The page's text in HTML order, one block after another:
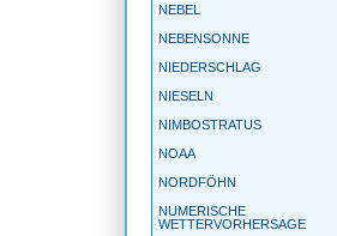
NEBEL
NEBENSONNE
NIEDERSCHLAG
NIESELN
NIMBOSTRATUS
NOAA
NORDFÖHN
NUMERISCHE
WETTERVORHERSAGE